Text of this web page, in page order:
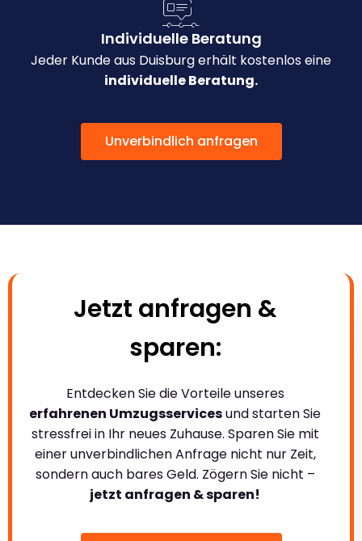
Individuelle Beratung
Jeder Kunde aus Duisburg erhält kostenlos eine
individuelle Beratung.
Unverbindlich anfragen
Jetzt anfragen &
sparen:
Entdecken Sie die Vorteile unseres
erfahrenen Umzugsservicesund starten Sie
stressfrei in Ihr neues Zuhause. Sparen Sie mit
einer unverbindlichen Anfrage nicht nur Zeit,
sondern auch bares Geld. Zögern Sie nicht –
jetzt anfragen & sparen!